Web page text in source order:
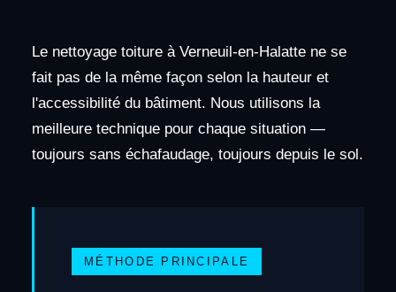
Le nettoyage toiture à Verneuil-en-Halatte ne se
fait pas de la même façon selon la hauteur et
l'accessibilité du bâtiment. Nous utilisons la
meilleure technique pour chaque situation —
toujours sans échafaudage, toujours depuis le sol.
MÉTHODE PRINCIPALE